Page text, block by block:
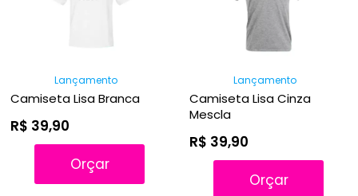
A - Z
Lançamento
Camiseta Lisa Branca
R$ 39,90
Orçar
Lançamento
Camiseta Lisa Cinza
Mescla
R$ 39,90
Orçar